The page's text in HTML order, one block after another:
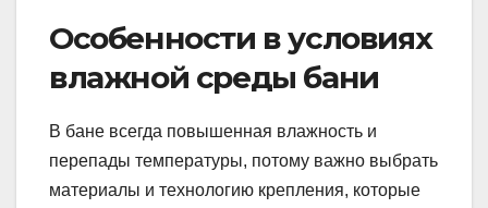
Особенности в условиях
влажной среды бани
В бане всегда повышенная влажность и
перепады температуры, потому важно выбрать
материалы и технологию крепления, которые